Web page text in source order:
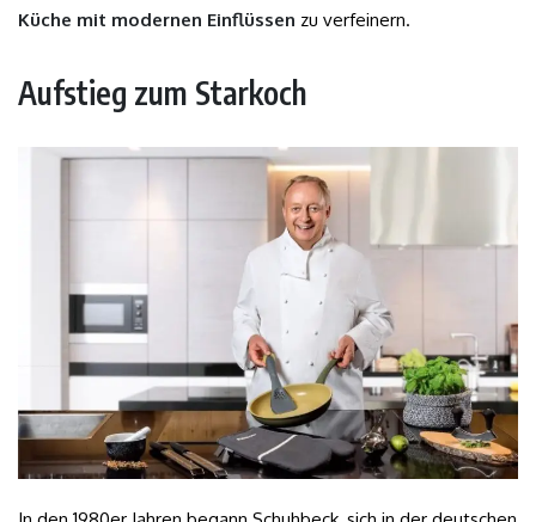
Küche mit modernen Einflüssen zu verfeinern.
Aufstieg zum Starkoch